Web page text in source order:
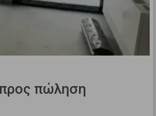
πώληση